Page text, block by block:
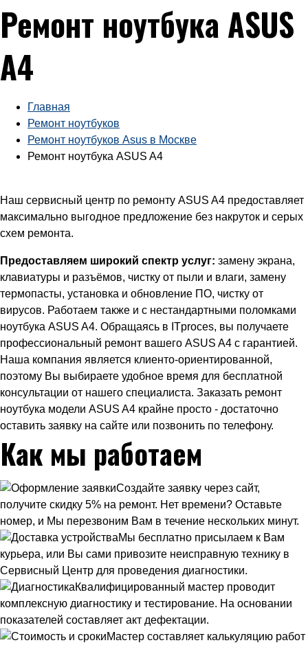
Ремонт ноутбука ASUS
A4
Главная
Ремонт ноутбуков
Ремонт ноутбуков Asus в Москве
Ремонт ноутбука ASUS A4
Наш сервисный центр по ремонту ASUS A4 предоставляет
максимально выгодное предложение без накруток и серых
схем ремонта.
Предоставляем широкий спектр услуг: замену экрана,
клавиатуры и разъёмов, чистку от пыли и влаги, замену
термопасты, установка и обновление ПО, чистку от
вирусов. Работаем также и с нестандартными поломками
ноутбука ASUS A4. Обращаясь в ITproces, вы получаете
профессиональный ремонт вашего ASUS A4 с гарантией.
Наша компания является клиенто-ориентированной,
поэтому Вы выбираете удобное время для бесплатной
консультации от нашего специалиста. Заказать ремонт
ноутбука модели ASUS A4 крайне просто - достаточно
оставить заявку на сайте или позвонить по телефону.
Как мы работаем
Создайте заявку через сайт,
получите скидку 5% на ремонт. Нет времени? Оставьте
номер, и Мы перезвоним Вам в течение нескольких минут.
Мы бесплатно присылаем к Вам
курьера, или Вы сами привозите неисправную технику в
Сервисный Центр для проведения диагностики.
Квалифицированный мастер проводит
комплексную диагностику и тестирование. На основании
показателей составляет акт дефектации.
Мастер составляет калькуляцию работ